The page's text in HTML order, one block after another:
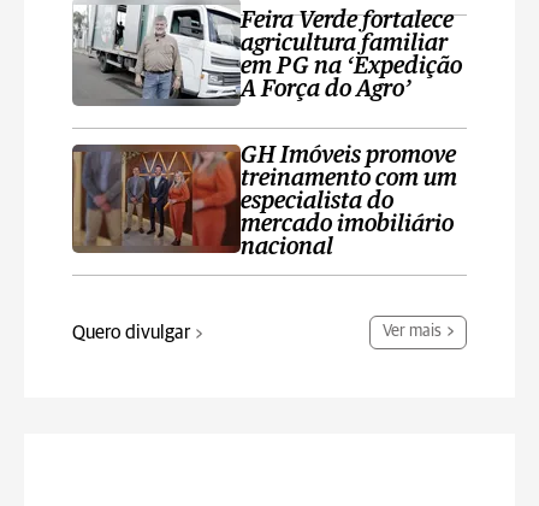
Feira Verde fortalece
agricultura familiar
em PG na ‘Expedição
A Força do Agro’
GH Imóveis promove
treinamento com um
especialista do
mercado imobiliário
nacional
Quero divulgar Ver mais